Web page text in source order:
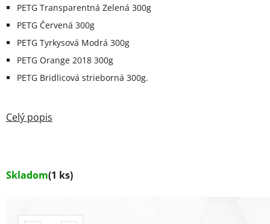
Skladom(1 ks)
PETG Transparentná Zelená 300g
PETG Červená 300g
PETG Tyrkysová Modrá 300g
PETG Orange 2018 300g
PETG Bridlicová strieborná 300g.